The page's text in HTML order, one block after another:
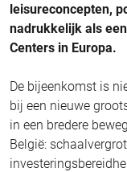
leisureconcepten,
nadrukkelijk als
Centers in Europa.
De bijeenkomst is
bij een nieuwe
in een bredere
België: